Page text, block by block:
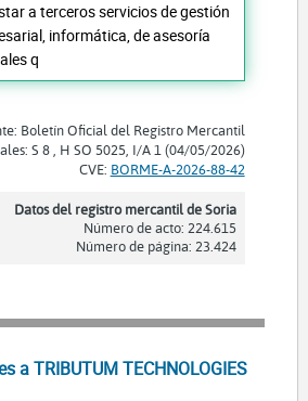
a terceros servicios de gestión
informática, de asesoría
q
Boletín Oficial del Registro Mercantil
S 8 , H SO 5025, I/A 1 (04/05/2026)
CVE: BORME-A-2026-88-42
Datos del registro mercantil de Soria
Número de acto: 224.615
Número de página: 23.424
a TRIBUTUM TECHNOLOGIES